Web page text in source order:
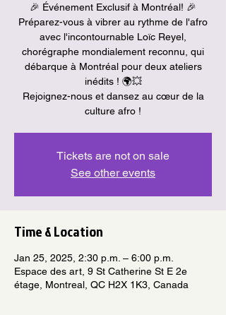
🎉 Événement Exclusif à Montréal! 🎉
Préparez-vous à vibrer au rythme de l'afro
avec l'incontournable Loïc Reyel,
chorégraphe mondialement reconnu, qui
débarque à Montréal pour deux ateliers
inédits ! 🌍💥
Rejoignez-nous et dansez au cœur de la
culture afro !
Tickets are not on sale
See other events
Time & Location
Jan 25, 2025, 2:30 p.m. – 6:00 p.m.
Espace des art, 9 St Catherine St E 2e
étage, Montreal, QC H2X 1K3, Canada